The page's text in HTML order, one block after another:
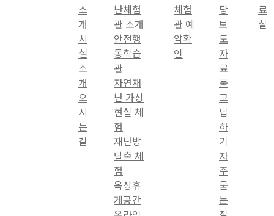
소
개
시
설
소
개
오
시
는
길
난체험
관 소개
안전행
동학습
관
자연재
난 가상
현실 체
험
재난방
탈출 체
험
옥상휴
게공간
체험
관 예
약확
인
당
보
도
자
료
묻
고
답
하
기
자
주
묻
는
료
실